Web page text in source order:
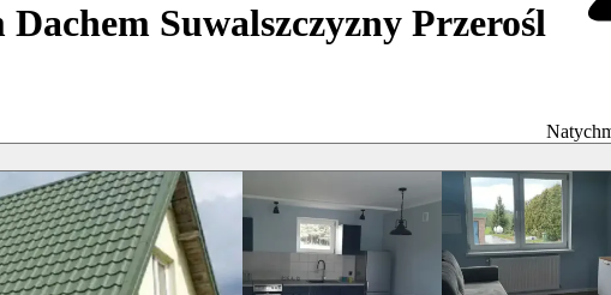
Suwalszczyzny Przerośl